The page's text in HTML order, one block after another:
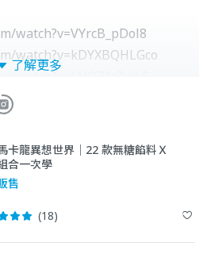
watch?v=VYrcB_pDol8
watch?v=kDYXBQHLGco
watch?v=LUOZIzZglkE
式蛋白霜、義式蛋白霜作法馬卡
有其他低糖配方，還教授低醣烘
有照片)
了解更多
卡龍異想世界｜22 款無糖餡料Ｘ
合一次學
售
(18)